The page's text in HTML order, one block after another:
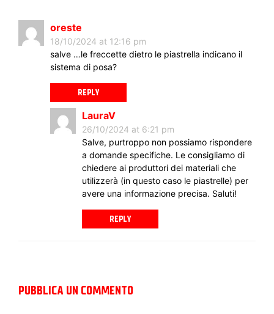
oreste
18/10/2024 at 12:16 pm
salve …le freccette dietro le piastrella indicano il
sistema di posa?
REPLY
LauraV
26/10/2024 at 6:21 pm
Salve, purtroppo non possiamo rispondere
a domande specifiche. Le consigliamo di
chiedere ai produttori dei materiali che
utilizzerà (in questo caso le piastrelle) per
avere una informazione precisa. Saluti!
REPLY
PUBBLICA UN COMMENTO